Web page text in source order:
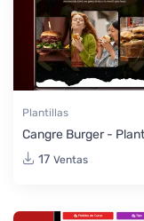
Plantillas
Cangre Burger -
17 Ventas